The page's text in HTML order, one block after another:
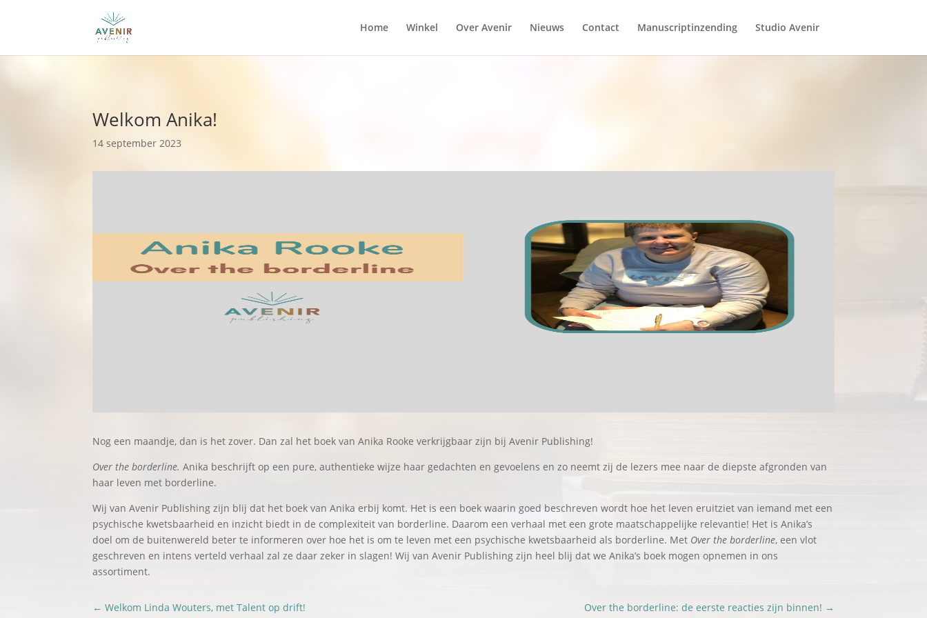
Home Winkel Over Avenir Nieuws Contact Manuscriptinzending Studio Avenir
Welkom Anika!
14 september 2023
Nog een maandje, dan is het zover. Dan zal het boek van Anika Rooke verkrijgbaar zijn bij Avenir Publishing!
Over the borderline. Anika beschrijft op een pure, authentieke wijze haar gedachten en gevoelens en zo neemt zij de lezers mee naar de diepste afgronden van
haar leven met borderline.
Wij van Avenir Publishing zijn blij dat het boek van Anika erbij komt. Het is een boek waarin goed beschreven wordt hoe het leven eruitziet van iemand met een
psychische kwetsbaarheid en inzicht biedt in de complexiteit van borderline. Daarom een verhaal met een grote maatschappelijke relevantie! Het is Anika’s
doel om de buitenwereld beter te informeren over hoe het is om te leven met een psychische kwetsbaarheid als borderline. Met Over the borderline, een vlot
geschreven en intens verteld verhaal zal ze daar zeker in slagen! Wij van Avenir Publishing zijn heel blij dat we Anika’s boek mogen opnemen in ons
assortiment.
←Welkom Linda Wouters, met Talent op drift! Over the borderline: de eerste reacties zijn binnen! →